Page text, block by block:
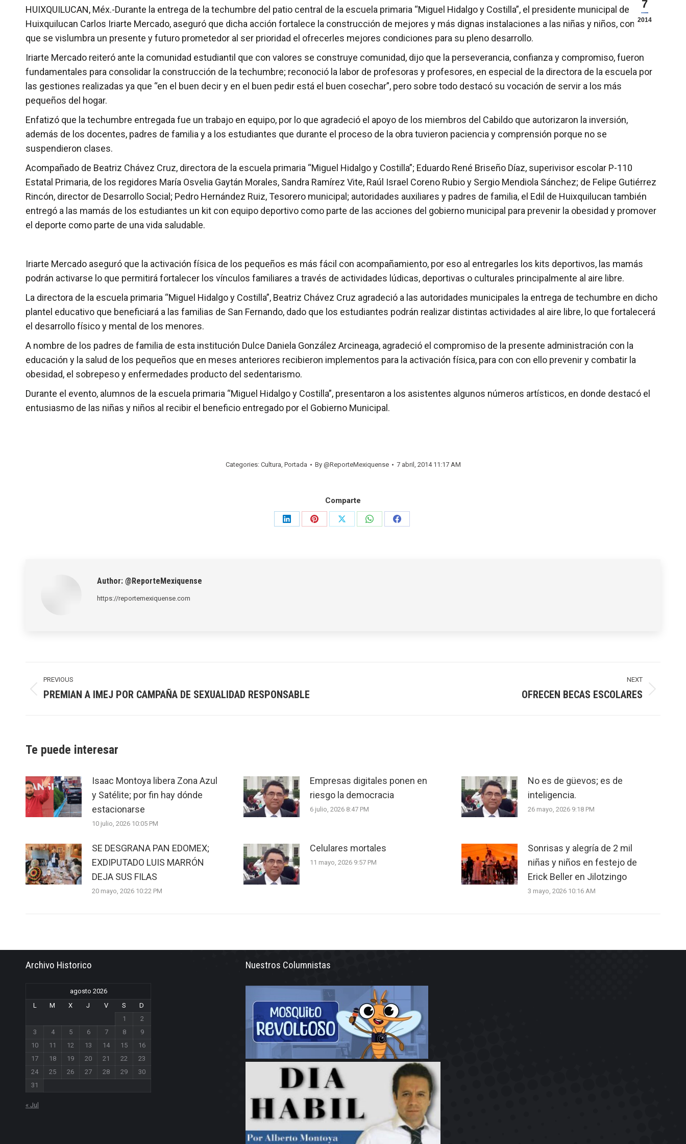
7
2014
HUIXQUILUCAN, Méx.-Durante la entrega de la techumbre del patio central de la escuela primaria “Miguel Hidalgo y Costilla”, el presidente municipal de
Huixquilucan Carlos Iriarte Mercado, aseguró que dicha acción fortalece la construcción de mejores y más dignas instalaciones a las niñas y niños, con lo
que se vislumbra un presente y futuro prometedor al ser prioridad el ofrecerles mejores condiciones para su pleno desarrollo.
Iriarte Mercado reiteró ante la comunidad estudiantil que con valores se construye comunidad, dijo que la perseverancia, confianza y compromiso, fueron
fundamentales para consolidar la construcción de la techumbre; reconoció la labor de profesoras y profesores, en especial de la directora de la escuela por
las gestiones realizadas ya que “en el buen decir y en el buen pedir está el buen cosechar”, pero sobre todo destacó su vocación de servir a los más
pequeños del hogar.
Enfatizó que la techumbre entregada fue un trabajo en equipo, por lo que agradeció el apoyo de los miembros del Cabildo que autorizaron la inversión,
además de los docentes, padres de familia y a los estudiantes que durante el proceso de la obra tuvieron paciencia y comprensión porque no se
suspendieron clases.
Acompañado de Beatriz Chávez Cruz, directora de la escuela primaria “Miguel Hidalgo y Costilla”; Eduardo René Briseño Díaz, superivisor escolar P-110
Estatal Primaria, de los regidores María Osvelia Gaytán Morales, Sandra Ramírez Vite, Raúl Israel Coreno Rubio y Sergio Mendiola Sánchez; de Felipe Gutiérrez
Rincón, director de Desarrollo Social; Pedro Hernández Ruiz, Tesorero municipal; autoridades auxiliares y padres de familia, el Edil de Huixquilucan también
entregó a las mamás de los estudiantes un kit con equipo deportivo como parte de las acciones del gobierno municipal para prevenir la obesidad y promover
el deporte como parte de una vida saludable.
Iriarte Mercado aseguró que la activación física de los pequeños es más fácil con acompañamiento, por eso al entregarles los kits deportivos, las mamás
podrán activarse lo que permitirá fortalecer los vínculos familiares a través de actividades lúdicas, deportivas o culturales principalmente al aire libre.
La directora de la escuela primaria “Miguel Hidalgo y Costilla”, Beatriz Chávez Cruz agradeció a las autoridades municipales la entrega de techumbre en dicho
plantel educativo que beneficiará a las familias de San Fernando, dado que los estudiantes podrán realizar distintas actividades al aire libre, lo que fortalecerá
el desarrollo físico y mental de los menores.
A nombre de los padres de familia de esta institución Dulce Daniela González Arcineaga, agradeció el compromiso de la presente administración con la
educación y la salud de los pequeños que en meses anteriores recibieron implementos para la activación física, para con con ello prevenir y combatir la
obesidad, el sobrepeso y enfermedades producto del sedentarismo.
Durante el evento, alumnos de la escuela primaria “Miguel Hidalgo y Costilla”, presentaron a los asistentes algunos números artísticos, en donde destacó el
entusiasmo de las niñas y niños al recibir el beneficio entregado por el Gobierno Municipal.
Categories: Cultura, Portada By @ReporteMexiquense 7 abril, 2014 11:17 AM
Comparte
Share
Share
Share
Share
Share
Author: @ReporteMexiquense
https://reportemexiquense.com
navigation
PREVIOUS
Previous
PREMIAN A IMEJ POR CAMPAÑA DE SEXUALIDAD RESPONSABLE
NEXT
OFRECEN BECAS ESCOLARES
Te puede interesar
Isaac Montoya libera Zona Azul
y Satélite; por fin hay dónde
estacionarse
10 julio, 2026 10:05 PM
Empresas digitales ponen en
riesgo la democracia
6 julio, 2026 8:47 PM
No es de güevos; es de
inteligencia.
26 mayo, 2026 9:18 PM
SE DESGRANA PAN EDOMEX;
EXDIPUTADO LUIS MARRÓN
DEJA SUS FILAS
20 mayo, 2026 10:22 PM
Celulares mortales
11 mayo, 2026 9:57 PM
Sonrisas y alegría de 2 mil
niñas y niños en festejo de
Erick Beller en Jilotzingo
3 mayo, 2026 10:16 AM
Archivo Historico
agosto 2026
L
M X J V S
D
1
2
3
4 5 6 7 8
9
10
11 12 13 14 15
16
17
18 19 20 21 22
23
24
25 26 27 28 29
30
31
« Jul
Nuestros Columnistas